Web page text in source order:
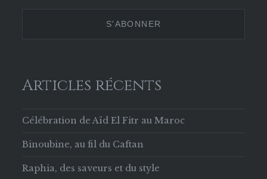
Articles récents
Célébration de Aïd El Fitr au Maroc
Binoubine, au fil du Caftan
Raphia, des saveurs et du style